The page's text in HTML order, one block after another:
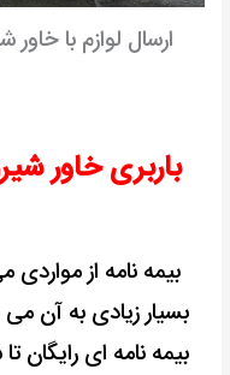
ارسال لوازم با
باربری خاور
بیمه نامه از
بسیار زیادی به آن